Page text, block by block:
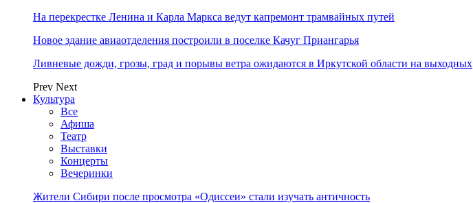
На перекрестке Ленина и Карла Маркса ведут капремонт трамвайных путей
Новое здание авиаотделения построили в поселке Качуг Приангарья
Ливневые дожди, грозы, град и порывы ветра ожидаются в Иркутской области на выходных
Prev Next
Культура
Все
Афиша
Театр
Выставки
Концерты
Вечеринки
Жители Сибири после просмотра «Одиссеи» стали изучать античность